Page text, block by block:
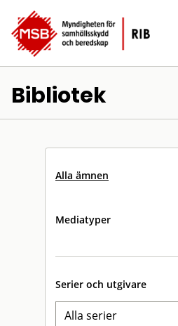
Bibliotek
Alla ämnen
Mediatyper
Serier och utgivare